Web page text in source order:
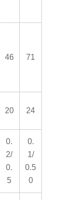
46 71
20 24
0.
2/
0.
5
0.
1/
0.5
0